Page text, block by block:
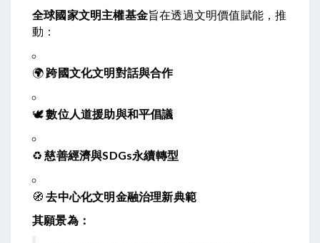
全球國家文明主權基金旨在透過文明價值賦能，推
動：
🌍 跨國文化文明對話與合作
🕊️數位人道援助與和平倡議
♻️慈善經濟與SDGs永續轉型
🧭去中心化文明金融治理新典範
其願景為：